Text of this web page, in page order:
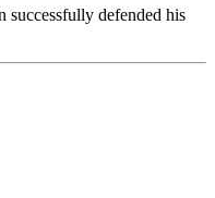
successfully defended his